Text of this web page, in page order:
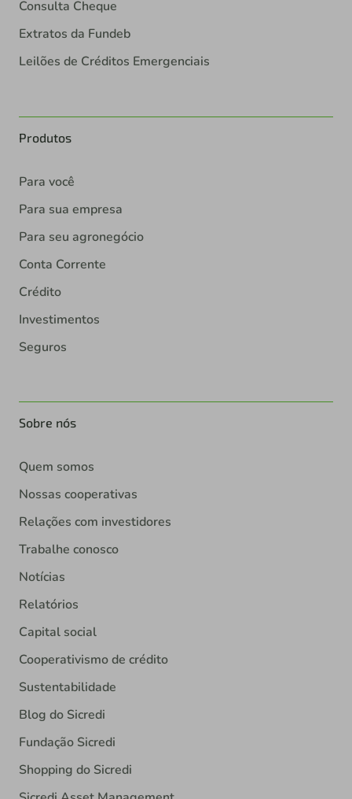
Consulta Cheque
Extratos da Fundeb
Leilões de Créditos Emergenciais
Produtos
Para você
Para sua empresa
Para seu agronegócio
Conta Corrente
Crédito
Investimentos
Seguros
Sobre nós
Quem somos
Nossas cooperativas
Relações com investidores
Trabalhe conosco
Notícias
Relatórios
Capital social
Cooperativismo de crédito
Sustentabilidade
Blog do Sicredi
Fundação Sicredi
Shopping do Sicredi